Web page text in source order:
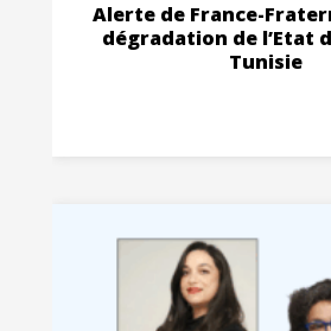
Alerte de France-
dégradation de l’Etat
Tunisie